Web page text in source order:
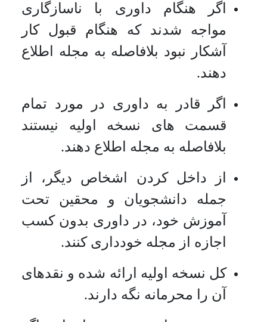
اگر هنگام داوری با ناسازگاری
مواجه شدند که هنگام قبول کار
آشکار نبود بلافاصله به مجله اطلاع
دهند.
اگر قادر به داوری در مورد تمام
قسمت های نسخه اولیه نیستند
بلافاصله به مجله اطلاع دهند.
از داخل کردن اشخاص دیگر، از
جمله دانشجویان و محقین تحت
آموزش خود، در داوری بدون کسب
اجازه از مجله خودداری کنند.
کل نسخه اولیه ارائه شده و نقدهای
آن را محرمانه نگه دارند.